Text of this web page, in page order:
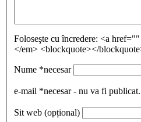
Foloseşte cu încredere: <a
</em> <blockquote></
Nume *necesar
e-mail *necesar - nu va fi publicat.
Sit web (opțional)